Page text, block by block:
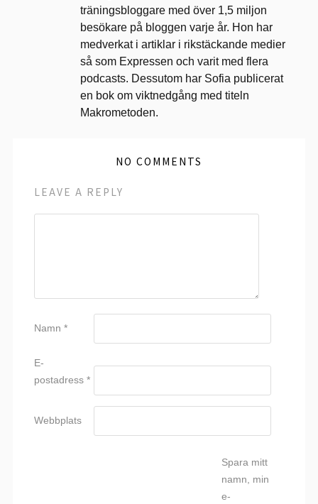
träningsbloggare med över 1,5 miljon
besökare på bloggen varje år. Hon har
medverkat i artiklar i rikstäckande medier
så som Expressen och varit med flera
podcasts. Dessutom har Sofia publicerat
en bok om viktnedgång med titeln
Makrometoden.
NO COMMENTS
LEAVE A REPLY
Namn *
E-
postadress *
Webbplats
Spara mitt
namn, min
e-